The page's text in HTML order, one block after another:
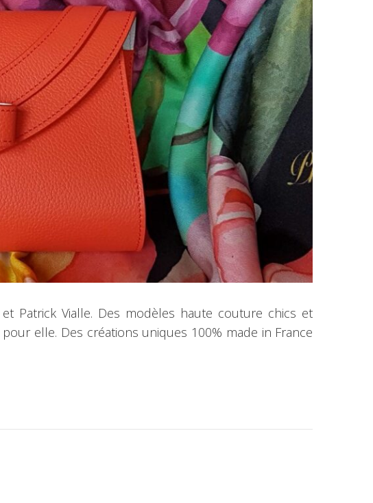
Patrick Vialle. Des modèles haute couture chics et
elle. Des créations uniques 100% made in France